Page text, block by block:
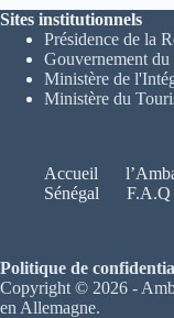
Sites institutionnels
Présidence de la
Gouvernement du
Ministère de
Ministère du
Accueil
Sénégal
F.A.Q
Politique de
Copyright © 2026 -
en Allemagne.